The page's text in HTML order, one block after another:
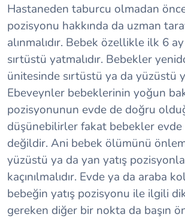
Hastaneden taburcu olmadan
pozisyonu hakkında da uzman
alınmalıdır. Bebek özellikle ilk 6
sırtüstü yatmalıdır. Bebekler
ünitesinde sırtüstü ya da yüzüstü
Ebeveynler bebeklerinin yoğun
pozisyonunun evde de doğru
düşünebilirler fakat bebekler
değildir. Ani bebek ölümünü
yüzüstü ya da yan yatış
kaçınılmalıdır. Evde ya da araba
bebeğin yatış pozisyonu ile ilgili
gereken diğer bir nokta da başın